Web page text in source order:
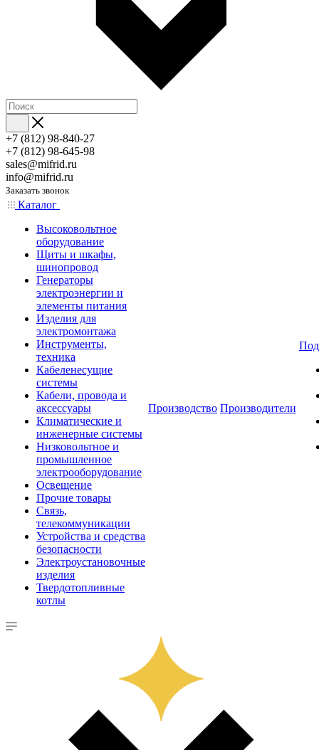
+7 (812) 98-840-27
+7 (812) 98-645-98
sales@mifrid.ru
info@mifrid.ru
Заказать звонок
Каталог
Высоковольтное
оборудование
Щиты и шкафы,
шинопровод
Генераторы
электроэнергии и
элементы питания
Изделия для
электромонтажа
Инструменты,
техника
Кабеленесущие
системы
Кабели, провода и
аксессуары
Климатические и
инженерные системы
Низковольтное и
промышленное
электрооборудование
Освещение
Прочие товары
Связь,
телекоммуникации
Устройства и средства
безопасности
Электроустановочные
изделия
Твердотопливные
котлы
Производство Производители